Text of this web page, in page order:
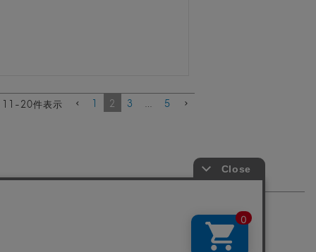
11 -20件表示 1 2 3 … 5